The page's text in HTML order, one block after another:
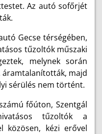
Az autó sofőrjét
Gecse térségében,
tűzoltók műszaki
melynek során
majd
sérülés nem történt.
főúton, Szentgál
tűzoltók a
közösen, kézi erővel